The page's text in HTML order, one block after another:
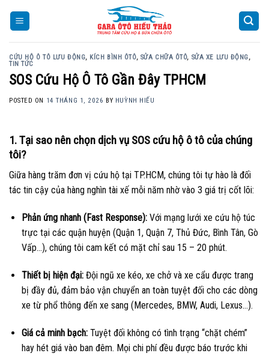
CỨU HỘ Ô TÔ LƯU ĐỘNG, KÍCH BÌNH ÔTÔ, SỬA CHỮA ÔTÔ, SỬA XE LƯU ĐỘNG,
TIN TỨC
SOS Cứu Hộ Ô Tô Gần Đây TPHCM
POSTED ON 14 THÁNG 1, 2026 BY HUỲNH HIẾU
1. Tại sao nên chọn dịch vụ SOS cứu hộ ô tô của chúng
tôi?
Giữa hàng trăm đơn vị cứu hộ tại TP.HCM, chúng tôi tự hào là đối
tác tin cậy của hàng nghìn tài xế mỗi năm nhờ vào 3 giá trị cốt lõi:
Phản ứng nhanh (Fast Response):Với mạng lưới xe cứu hộ túc
trực tại các quận huyện (Quận 1, Quận 7, Thủ Đức, Bình Tân, Gò
Vấp…), chúng tôi cam kết có mặt chỉ sau 15 – 20 phút.
Thiết bị hiện đại:Đội ngũ xe kéo, xe chở và xe cẩu được trang
bị đầy đủ, đảm bảo vận chuyển an toàn tuyệt đối cho các dòng
xe từ phổ thông đến xe sang (Mercedes, BMW, Audi, Lexus…).
Giá cả minh bạch:Tuyệt đối không có tình trạng “chặt chém”
hay hét giá vào ban đêm. Mọi chi phí đều được báo trước khi